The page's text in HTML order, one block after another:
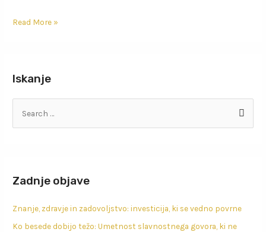
Read More »
Iskanje
Zadnje objave
Znanje, zdravje in zadovoljstvo: investicija, ki se vedno povrne
Ko besede dobijo težo: Umetnost slavnostnega govora, ki ne